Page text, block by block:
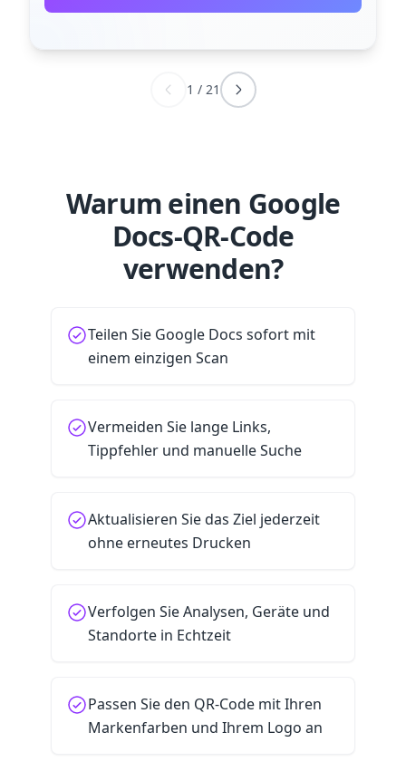
1 / 21
Warum einen Google
Docs-QR-Code
verwenden?
Teilen Sie Google Docs sofort mit
einem einzigen Scan
Vermeiden Sie lange Links,
Tippfehler und manuelle Suche
Aktualisieren Sie das Ziel jederzeit
ohne erneutes Drucken
Verfolgen Sie Analysen, Geräte und
Standorte in Echtzeit
Passen Sie den QR-Code mit Ihren
Markenfarben und Ihrem Logo an